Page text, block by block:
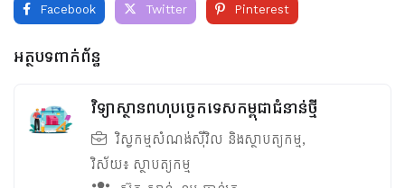
Facebook Twitter Pinterest
អត្ថបទពាក់ព័ន្ធ
វិទ្យាស្ថានពហុបច្ចេកទេសកម្ពុជាជំនាន់ថ្មី
វិស្វកម្មសំណង់ស៊ីវិល និងស្ថាបត្យកម្ម,
វិស័យ៖ ស្ថាបត្យកម្ម